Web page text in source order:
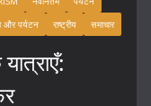
और पर्यटन राष्ट्रीय समाचार